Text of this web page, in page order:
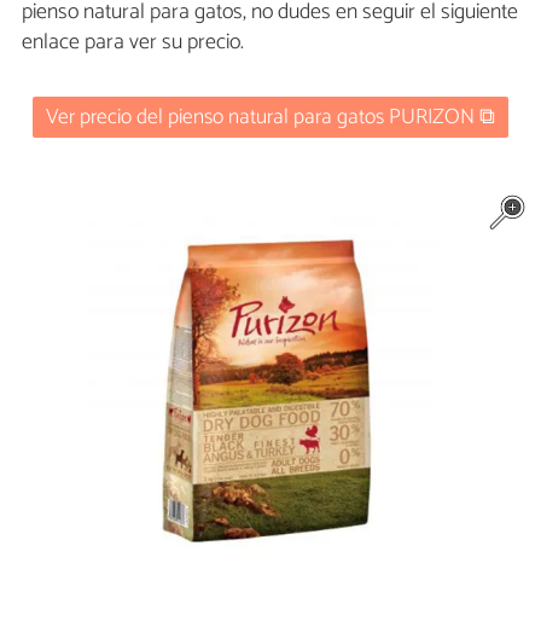
pienso natural para gatos, no dudes en seguir el siguiente
enlace para ver su precio.
Ver precio del pienso natural para gatos PURIZON ⧉